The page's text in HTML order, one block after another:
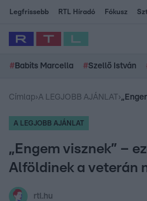
Legfrissebb RTL Híradó Fókusz
# Babits Marcella #Szellő István
Címlap›A LEGJOBB AJÁNLAT ›
A LEGJOBB AJÁNLAT
„Engem visznek” –
Alföldinek a veterán
rtl.hu